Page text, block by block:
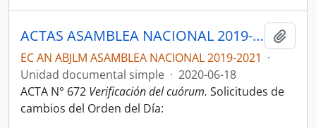
ACTAS ASAMBLEA NACIONAL 2019-2021
EC AN ABJLM ASAMBLEA NACIONAL 2019-2021 ·
Unidad documental simple · 2020-06-18
ACTA N° 672 Verificación del cuórum. Solicitudes de
cambios del Orden del Día: